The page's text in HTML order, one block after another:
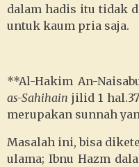
dalam hadis itu tidak
untuk kaum pria saja.
**Al-Hakim An-
as-Sahihain jilid 1
merupakan sunnah
Masalah ini, bisa
ulama; Ibnu Hazm